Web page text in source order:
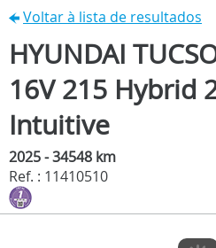
Voltar à lista de resultados
HYUNDAI
16V 215 Hybrid
Intuitive
2025 - 34548 km
Ref. : 11410510